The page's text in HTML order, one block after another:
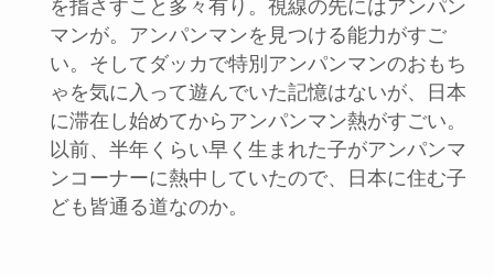
を指さすこと多々有り。視線の先にはアンパン
マンが。アンパンマンを見つける能力がすご
い。そしてダッカで特別アンパンマンのおもち
ゃを気に入って遊んでいた記憶はないが、日本
に滞在し始めてからアンパンマン熱がすごい。
以前、半年くらい早く生まれた子がアンパンマ
ンコーナーに熱中していたので、日本に住む子
ども皆通る道なのか。